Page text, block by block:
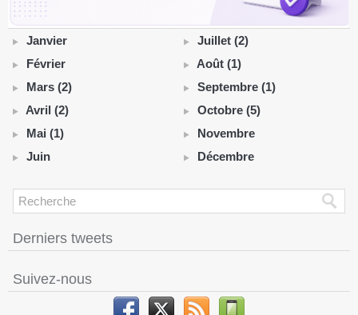
Janvier
Février
Mars (2)
Avril (2)
Mai (1)
Juin
Juillet (2)
Août (1)
Septembre (1)
Octobre (5)
Novembre
Décembre
Derniers tweets
Suivez-nous